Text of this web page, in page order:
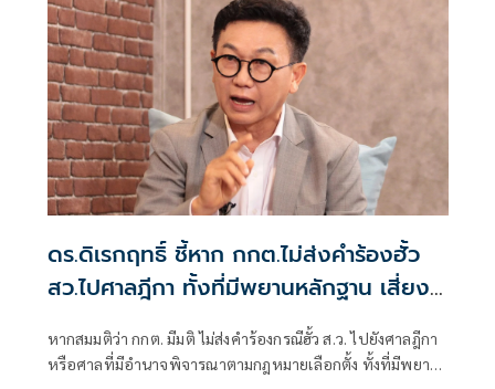
ดร.ดิเรกฤทธิ์ ชี้หาก กกต.ไม่ส่งคำร้องฮั้ว
สว.ไปศาลฎีกา ทั้งที่มีพยานหลักฐาน เสี่ยง
หากสมมติว่า กกต. มีมติ ไม่ส่งคำร้องกรณีฮั้ว ส.ว. ไปยังศาลฎีกา
หรือศาลที่มีอำนาจพิจารณาตามกฎหมายเลือกตั้ง ทั้งที่มีพยาน